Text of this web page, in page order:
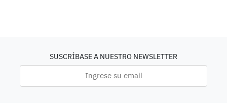
SUSCRÍBASE A NUESTRO NEWSLETTER